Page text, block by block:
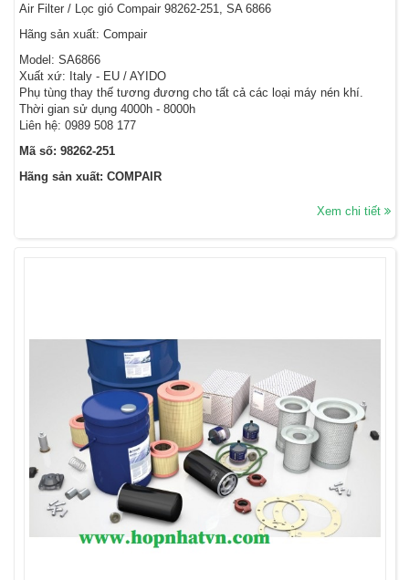
Air Filter / Lọc gió Compair 98262-251, SA 6866
Hãng sản xuất: Compair
Model: SA6866
Xuất xứ: Italy - EU / AYIDO
Phụ tùng thay thế tương đương cho tất cả các loại máy nén khí.
Thời gian sử dụng 4000h - 8000h
Liên hệ: 0989 508 177
Mã số: 98262-251
Hãng sản xuất: COMPAIR
Xem chi tiết